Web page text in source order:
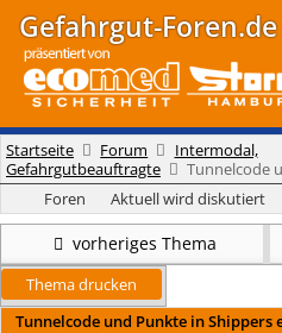
Gefahrgut-Foren.de
Startseite Forum
Intermodal,
Gefahrgutbeauftragte
Tunnelcode
Foren
Aktuell wird diskutiert
vorheriges Thema
Thema drucken
Tunnelcode und Punkte in Shippers